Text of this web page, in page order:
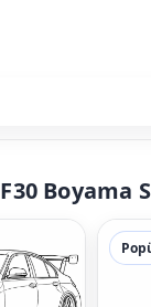
Boyama